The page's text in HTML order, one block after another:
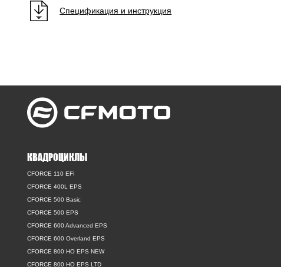
Спецификация и инструкция
КВАДРОЦИКЛЫ
CFORCE 110 EFI
CFORCE 400L EPS
CFORCE 500 Basic
CFORCE 500 EPS
CFORCE 600 Advanced EPS
CFORCE 600 Overland EPS
CFORCE 800 HO EPS NEW
CFORCE 800 HO EPS LTD